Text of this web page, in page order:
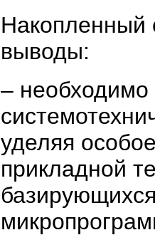
Накопленный
выводы:
–
уделяя
прикладной